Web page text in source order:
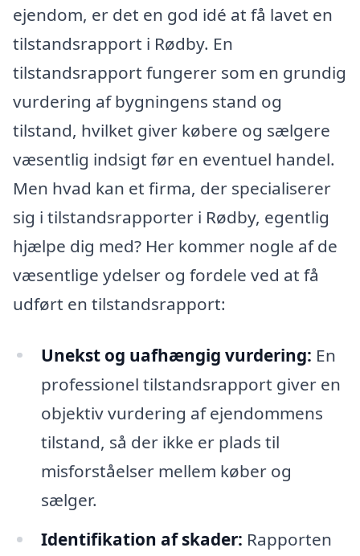
ejendom, er det en god idé at få lavet en
tilstandsrapport i Rødby. En
tilstandsrapport fungerer som en grundig
vurdering af bygningens stand og
tilstand, hvilket giver købere og sælgere
væsentlig indsigt før en eventuel handel.
Men hvad kan et firma, der specialiserer
sig i tilstandsrapporter i Rødby, egentlig
hjælpe dig med? Her kommer nogle af de
væsentlige ydelser og fordele ved at få
udført en tilstandsrapport:
Unekst og uafhængig vurdering: En
professionel tilstandsrapport giver en
objektiv vurdering af ejendommens
tilstand, så der ikke er plads til
misforståelser mellem køber og
sælger.
Identifikation af skader: Rapporten